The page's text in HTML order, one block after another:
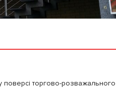
торгово-розважального